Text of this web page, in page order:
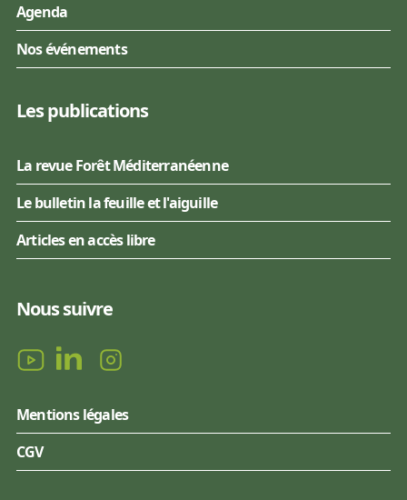
Agenda
Nos événements
Les publications
La revue Forêt Méditerranéenne
Le bulletin la feuille et l'aiguille
Articles en accès libre
Nous suivre
Mentions légales
CGV